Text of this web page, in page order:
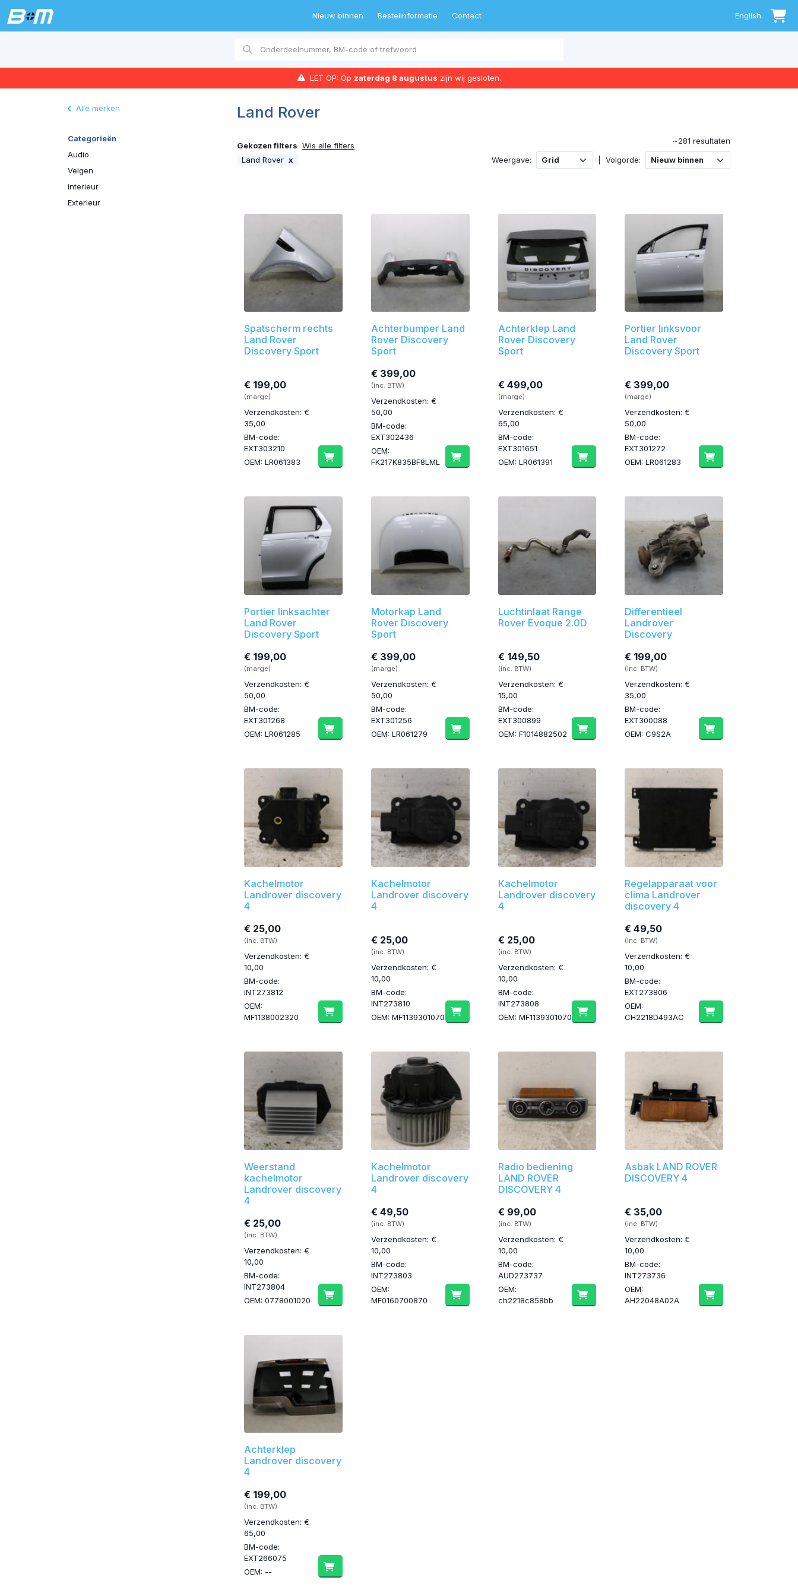
Nieuw binnen Bestelinformatie Contact English 0
LET OP: Op zaterdag 8 augustus zijn wij gesloten.
Alle merken
Categorieën
Audio
Velgen
interieur
Exterieur
Land Rover
Gekozen filters Wis alle filters
Land Rover x
~281 resultaten
Weergave:
Volgorde:
Spatscherm rechts
Land Rover
Discovery Sport
€ 199,00
(marge)
Verzendkosten: €
35,00
BM-code:
EXT303210
OEM: LR061383
Achterbumper Land
Rover Discovery
Sport
€ 399,00
(inc. BTW)
Verzendkosten: €
50,00
BM-code:
EXT302436
OEM:
FK217K835BF8LML
Achterklep Land
Rover Discovery
Sport
€ 499,00
(marge)
Verzendkosten: €
65,00
BM-code:
EXT301651
OEM: LR061391
Portier linksvoor
Land Rover
Discovery Sport
€ 399,00
(marge)
Verzendkosten: €
50,00
BM-code:
EXT301272
OEM: LR061283
Portier linksachter
Land Rover
Discovery Sport
€ 199,00
(marge)
Verzendkosten: €
50,00
BM-code:
EXT301268
OEM: LR061285
Motorkap Land
Rover Discovery
Sport
€ 399,00
(marge)
Verzendkosten: €
50,00
BM-code:
EXT301256
OEM: LR061279
Luchtinlaat Range
Rover Evoque 2.0D
€ 149,50
(inc. BTW)
Verzendkosten: €
15,00
BM-code:
EXT300899
OEM: F1014882502
Differentieel
Landrover
Discovery
€ 199,00
(inc. BTW)
Verzendkosten: €
35,00
BM-code:
EXT300088
OEM: C9S2A
Kachelmotor
Landrover discovery
4
€ 25,00
(inc. BTW)
Verzendkosten: €
10,00
BM-code:
INT273812
OEM:
MF1138002320
Kachelmotor
Landrover discovery
4
€ 25,00
(inc. BTW)
Verzendkosten: €
10,00
BM-code:
INT273810
OEM: MF1139301070
Kachelmotor
Landrover discovery
4
€ 25,00
(inc. BTW)
Verzendkosten: €
10,00
BM-code:
INT273808
OEM: MF1139301070
Regelapparaat voor
clima Landrover
discovery 4
€ 49,50
(inc. BTW)
Verzendkosten: €
10,00
BM-code:
EXT273806
OEM:
CH2218D493AC
Weerstand
kachelmotor
Landrover discovery
4
€ 25,00
(inc. BTW)
Verzendkosten: €
10,00
BM-code:
INT273804
OEM: 0778001020
Kachelmotor
Landrover discovery
4
€ 49,50
(inc. BTW)
Verzendkosten: €
10,00
BM-code:
INT273803
OEM:
MF0160700870
Radio bediening
LAND ROVER
DISCOVERY 4
€ 99,00
(inc. BTW)
Verzendkosten: €
10,00
BM-code:
AUD273737
OEM:
ch2218c858bb
Asbak LAND ROVER
DISCOVERY 4
€ 35,00
(inc. BTW)
Verzendkosten: €
10,00
BM-code:
INT273736
OEM:
AH22048A02A
Achterklep
Landrover discovery
4
€ 199,00
(inc. BTW)
Verzendkosten: €
65,00
BM-code:
EXT266075
OEM: --